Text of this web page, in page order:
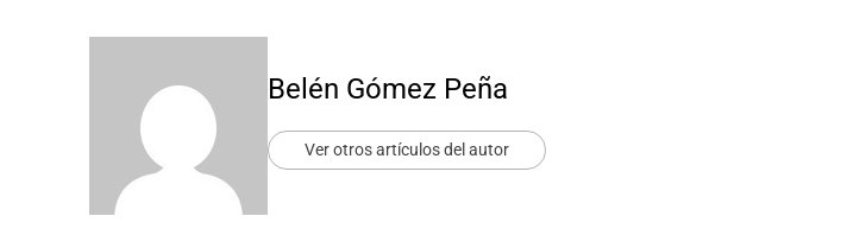
Belén Gómez Peña
Ver otros artículos del autor